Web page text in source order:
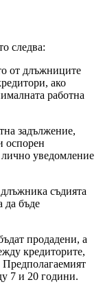
следва:
от длъжниците
ако
работна
задължение,
оспорен
уведомление
съдията
да бъде
продадени, а
кредиторите,
Предполагаемият
7 и 20 години.